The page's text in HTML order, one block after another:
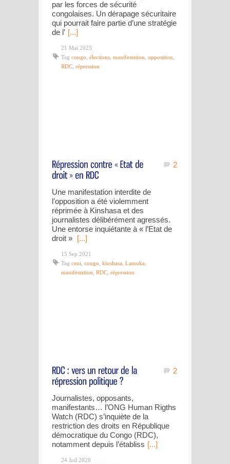
par les forces de sécurité
congolaises. Un dérapage sécuritaire
qui pourrait faire partie d’une stratégie
de l’ [...]
21 Mai 2023
Tag congo élections manifestation opposition
RDC répression
2
Une manifestation interdite de
l’opposition a été violemment
réprimée à Kinshasa et des
journalistes délibérément agressés.
Une entorse inquiétante à « l’Etat de
droit » [...]
15 Sep 2021
Tag ceni congo kinshasa Lamuka
manifestation RDC répression
2
Journalistes, opposants,
manifestants… l’ONG Human Rigths
Watch (RDC) s’inquiète de la
restriction des droits en République
démocratique du Congo (RDC),
notamment depuis l’établiss [...]
24 Juil 2020